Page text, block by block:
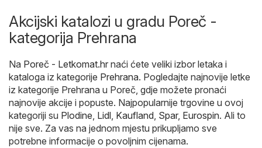
Akcijski katalozi u gradu Poreč -
kategorija Prehrana
Na Poreč - Letkomat.hr naći ćete veliki izbor letaka i
kataloga iz kategorije Prehrana. Pogledajte najnovije letke
iz kategorije Prehrana u Poreč, gdje možete pronaći
najnovije akcije i popuste. Najpopularnije trgovine u ovoj
kategoriji su Plodine, Lidl, Kaufland, Spar, Eurospin. Ali to
nije sve. Za vas na jednom mjestu prikupljamo sve
potrebne informacije o povoljnim cijenama.